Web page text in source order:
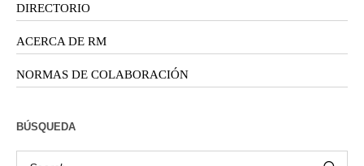
DIRECTORIO
ACERCA DE RM
NORMAS DE COLABORACIÓN
BÚSQUEDA